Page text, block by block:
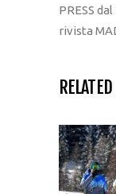
PRESS
rivista